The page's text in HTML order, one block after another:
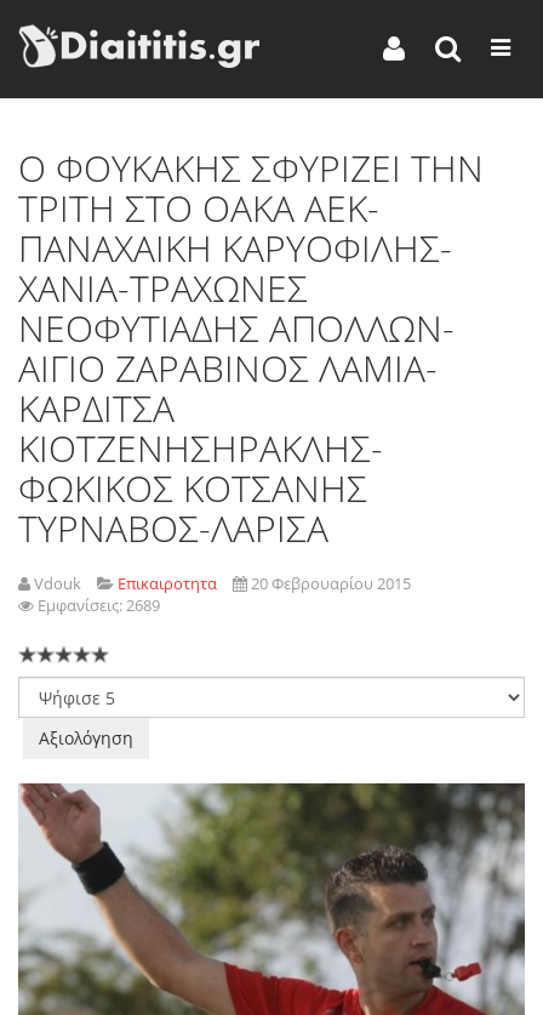
O ΦΟΥΚΑΚΗΣ ΣΦΥΡΙΖΕΙ ΤΗΝ
ΤΡΙΤΗ ΣΤΟ ΟΑΚΑ ΑΕΚ-
ΠΑΝΑΧΑΙΚΗ ΚΑΡΥΟΦΙΛΗΣ-
ΧΑΝΙΑ-ΤΡΑΧΩΝΕΣ
ΝΕΟΦΥΤΙΑΔΗΣ ΑΠΟΛΛΩΝ-
ΑΙΓΙΟ ΖΑΡΑΒΙΝΟΣ ΛΑΜΙΑ-
ΚΑΡΔΙΤΣΑ
ΚΙΟΤΖΕΝΗΣΗΡΑΚΛΗΣ-
ΦΩΚΙΚΟΣ ΚΟΤΣΑΝΗΣ
ΤΥΡΝΑΒΟΣ-ΛΑΡΙΣΑ
Vdouk Επικαιροτητα
20 Φεβρουαρίου 2015
Εμφανίσεις: 2689
Παρακαλώ
αξιολογήστε